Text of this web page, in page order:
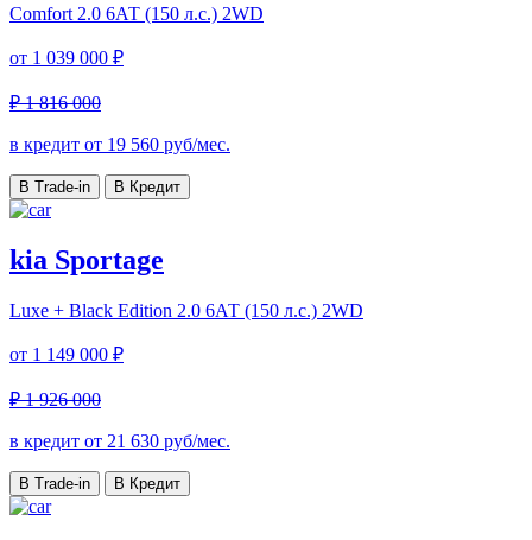
Comfort 2.0 6АТ (150 л.с.) 2WD
от 1 039 000 ₽
₽ 1 816 000
в кредит от 19 560 руб/мес.
В Trade-in В Кредит
kia Sportage
Luxe + Black Edition 2.0 6АТ (150 л.с.) 2WD
от 1 149 000 ₽
₽ 1 926 000
в кредит от 21 630 руб/мес.
В Trade-in В Кредит